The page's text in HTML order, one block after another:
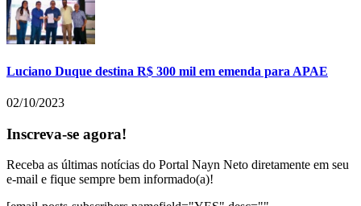
Luciano Duque destina R$ 300 mil em emenda para APAE
02/10/2023
Inscreva-se agora!
Receba as últimas notícias do Portal Nayn Neto diretamente em seu
e-mail e fique sempre bem informado(a)!